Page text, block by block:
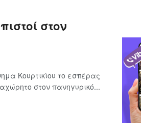
στον
Κουρτικίου το εσπέρας
στον πανηγυρικό...